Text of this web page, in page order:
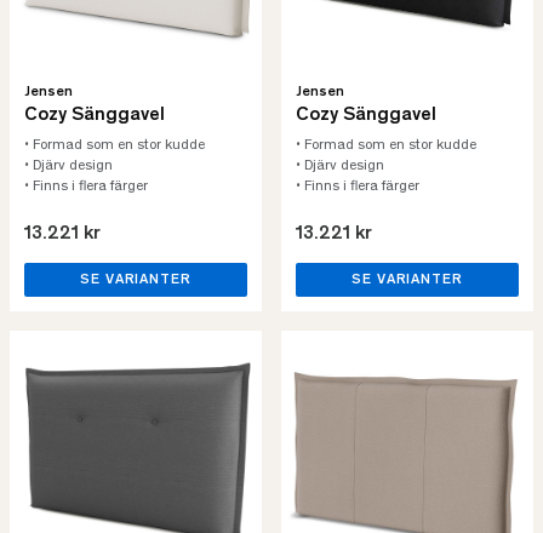
Jensen
Cozy Sänggavel
• Formad som en stor kudde
• Djärv design
• Finns i flera färger
13.221 kr
SE VARIANTER
Jensen
Cozy Sänggavel
• Formad som en stor kudde
• Djärv design
• Finns i flera färger
13.221 kr
SE VARIANTER